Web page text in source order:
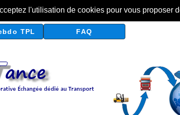
l'utilisation de cookies pour vous proposer
TPL FAQ